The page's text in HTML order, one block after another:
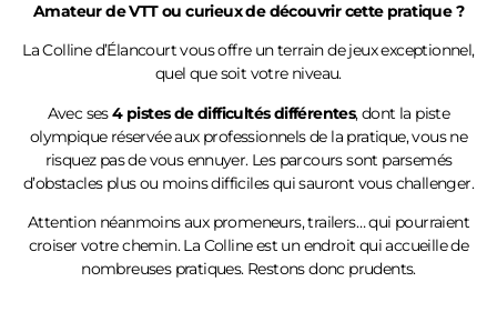
Amateur de VTT ou curieux de découvrir cette pratique ?
La Collined’Élancourtvous offre un terrain de jeux exceptionnel,
quel que soit votre niveau.
Avec ses4 pistes de difficultés différentes, dont la piste
olympique réservée aux professionnels de la pratique, vous ne
risquez pas de vous ennuyer. Les parcours sont parsemés
d’obstacles plus ou moins difficiles qui sauront vous challenger.
Attention néanmoins aux promeneurs, trailers… qui pourraient
croiser votre chemin. La Colline est un endroit qui accueille de
nombreuses pratiques. Restons donc prudents.